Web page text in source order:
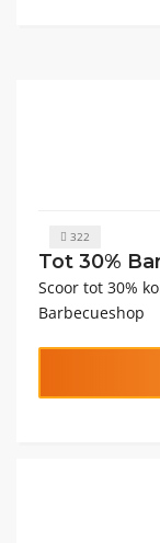
322
Tot 30%
Scoor tot 30%
Barbecueshop